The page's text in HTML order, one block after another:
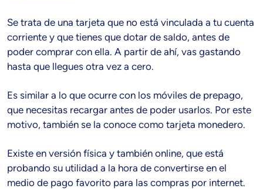
Se trata de una tarjeta que no está vinculada a tu cuenta
corriente y que tienes que dotar de saldo, antes de
poder comprar con ella. A partir de ahí, vas gastando
hasta que llegues otra vez a cero.
Es similar a lo que ocurre con los móviles de prepago,
que necesitas recargar antes de poder usarlos. Por este
motivo, también se la conoce como tarjeta monedero.
Existe en versión física y también online, que está
probando su utilidad a la hora de convertirse en el
medio de pago favorito para las compras por internet.